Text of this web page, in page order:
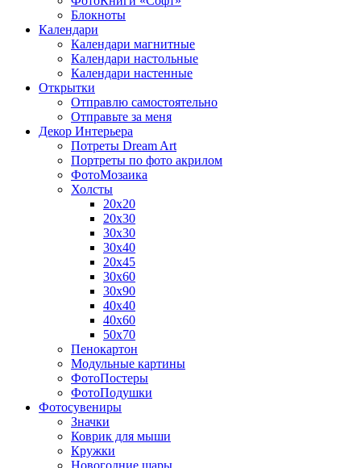
Блокноты
Календари
Календари магнитные
Календари настольные
Календари настенные
Открытки
Отправлю самостоятельно
Отправьте за меня
Декор Интерьера
Потреты Dream Art
Портреты по фото акрилом
ФотоМозаика
Холсты
20х20
20х30
30х30
30х40
20х45
30х60
30х90
40х40
40х60
50х70
Пенокартон
Модульные картины
ФотоПостеры
ФотоПодушки
Фотоcувениры
Значки
Коврик для мыши
Кружки